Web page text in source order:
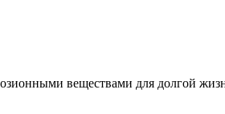
веществами для долгой